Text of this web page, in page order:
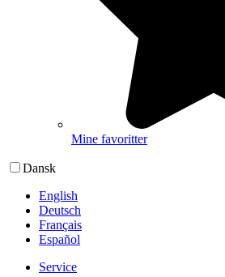
Mine favoritter
Dansk
English
Deutsch
Français
Español
Service